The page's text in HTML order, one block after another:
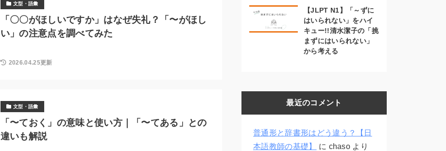
文型・語彙
「〇〇がほしいですか」はなぜ失礼？「〜がほし
い」の注意点を調べてみた
2026.04.25更新
文型・語彙
「〜ておく」の意味と使い方｜「〜てある」との
違いも解説
【JLPT N1】「～ずに
はいられない」をハイ
キュー!!清水潔子の「挑
まずにはいられない」
から考える
最近のコメント
普通形と辞書形はどう違う？【日
本語教師の基礎】
に chaso より